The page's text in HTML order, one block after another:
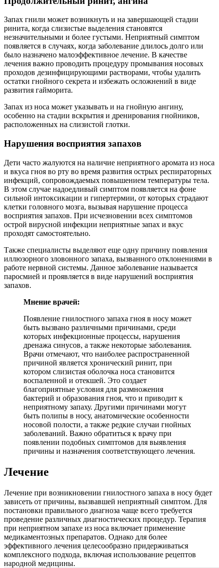
Запах гнили может возникнуть и на завершающей стадии
ринита, когда слизистые выделения становятся
незначительными и более густыми. Неприятный симптом
появляется в случаях, когда заболевание длилось долго или
было назначено малоэффективное лечение. В качестве
лечения важно проводить процедуру промывания носовых
проходов дезинфицирующими растворами, чтобы удалить
остатки гнойного секрета и избежать осложнений в виде
развития гайморита.
Запах из носа может указывать и на гнойную ангину,
особенно на стадии вскрытия и дренирования гнойников,
расположенных на слизистой глотки.
Нарушения восприятия запахов
Дети часто жалуются на наличие неприятного аромата из носа
и вкуса гноя во рту во время развития острых респираторных
инфекций, сопровождаемых повышением температуры тела.
В этом случае надоедливый симптом появляется на фоне
сильной интоксикации и гипертермии, от которых страдают
клетки головного мозга, вызывая нарушение процесса
восприятия запахов. При исчезновении всех симптомов
острой вирусной инфекции неприятные запах и вкус
проходят самостоятельно.
Также специалисты выделяют еще одну причину появления
иллюзорного зловонного запаха, вызванного отклонениями в
работе нервной системы. Данное заболевание называется
паросмией и проявляется в виде нарушений восприятия
запахов.
Мнение врачей:
Появление гнилостного запаха гноя в носу может
быть вызвано различными причинами, среди
которых инфекционные процессы, нарушения
дренажа синусов, а также некоторые заболевания.
Врачи отмечают, что наиболее распространенной
причиной является хронический ринит, при
котором слизистая оболочка носа становится
воспаленной и отекшей. Это создает
благоприятные условия для размножения
бактерий и образования гноя, что и приводит к
неприятному запаху. Другими причинами могут
быть полипы в носу, анатомические особенности
носовой полости, а также редкие случаи гнойных
заболеваний. Важно обратиться к врачу при
появлении подобных симптомов для выявления
причины и назначения соответствующего лечения.
Лечение
Лечение при возникновении гнилостного запаха в носу будет
зависеть от причины, вызвавшей неприятный симптом. Для
постановки правильного диагноза чаще всего требуется
проведение различных диагностических процедур. Терапия
при неприятном запахе из носа включает применение
медикаментозных препаратов. Однако для более
эффективного лечения целесообразно придерживаться
комплексного подхода, включая использование рецептов
народной медицины.